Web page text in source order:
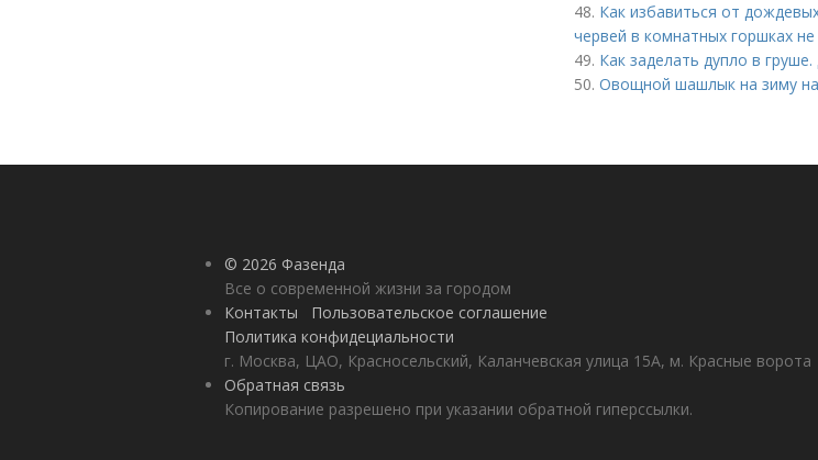
48. Как избавиться от
червей в комнатных горшках
49. Как заделать дупло в
50. Овощной шашлык на зиму
© 2026 Фазенда
Все о современной жизни за городом
Контакты
Пользовательское соглашение
Политика конфидециальности
г. Москва, ЦАО, Красносельский, Каланчевская улица 15А, м. Красные ворота
Обратная связь
Копирование разрешено при указании обратной гиперссылки.